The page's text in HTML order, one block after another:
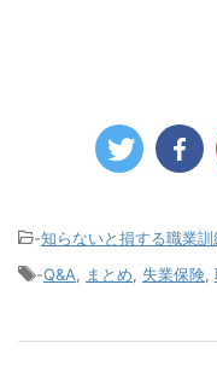
-知らないと損する職業
-Q&A まとめ 失業保険